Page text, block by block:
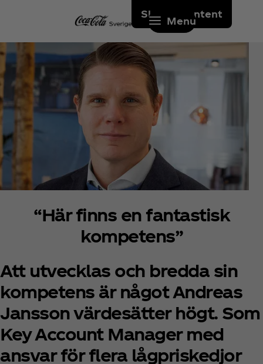
Skip to content
Menu
“Här finns en fantastisk
kompetens”
Att utvecklas och bredda sin
kompetens är något Andreas
Jansson värdesätter högt. Som
Key Account Manager med
ansvar för flera lågpriskedjor